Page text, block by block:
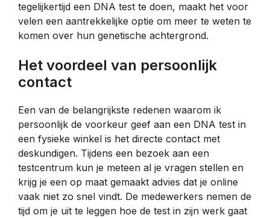
tegelijkertijd een DNA test te doen, maakt het voor
velen een aantrekkelijke optie om meer te weten te
komen over hun genetische achtergrond.
Het voordeel van persoonlijk
contact
Een van de belangrijkste redenen waarom ik
persoonlijk de voorkeur geef aan een DNA test in
een fysieke winkel is het directe contact met
deskundigen. Tijdens een bezoek aan een
testcentrum kun je meteen al je vragen stellen en
krijg je een op maat gemaakt advies dat je online
vaak niet zo snel vindt. De medewerkers nemen de
tijd om je uit te leggen hoe de test in zijn werk gaat